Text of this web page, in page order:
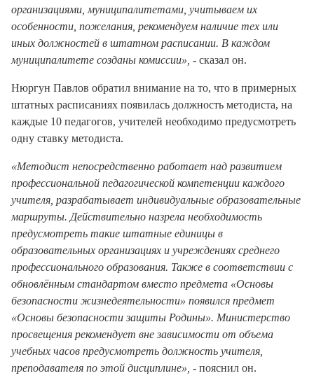
организациями, муниципалитетами, учитываем их
особенности, пожелания, рекомендуем наличие тех или
иных должностей в штатном расписании. В каждом
муниципалитете созданы комиссии», - сказал он.
Нюргун Павлов обратил внимание на то, что в примерных
штатных расписаниях появилась должность методиста, на
каждые 10 педагогов, учителей необходимо предусмотреть
одну ставку методиста.
«Методист непосредственно работает над развитием
профессиональной педагогической компетенции каждого
учителя, разрабатывает индивидуальные образовательные
маршруты. Действительно назрела необходимость
предусмотреть такие штатные единицы в
образовательных организациях и учреждениях среднего
профессионального образования. Также в соответствии с
обновлённым стандартом вместо предмета «Основы
безопасности жизнедеятельности» появился предмет
«Основы безопасности защиты Родины». Министерство
просвещения рекомендует вне зависимости от объема
учебных часов предусмотреть должность учителя,
преподавателя по этой дисциплине», - пояснил он.